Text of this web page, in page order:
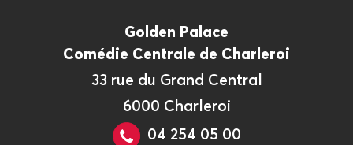
Golden Palace
Comédie Centrale de Charleroi
33 rue du Grand Central
6000 Charleroi
04 254 05 00